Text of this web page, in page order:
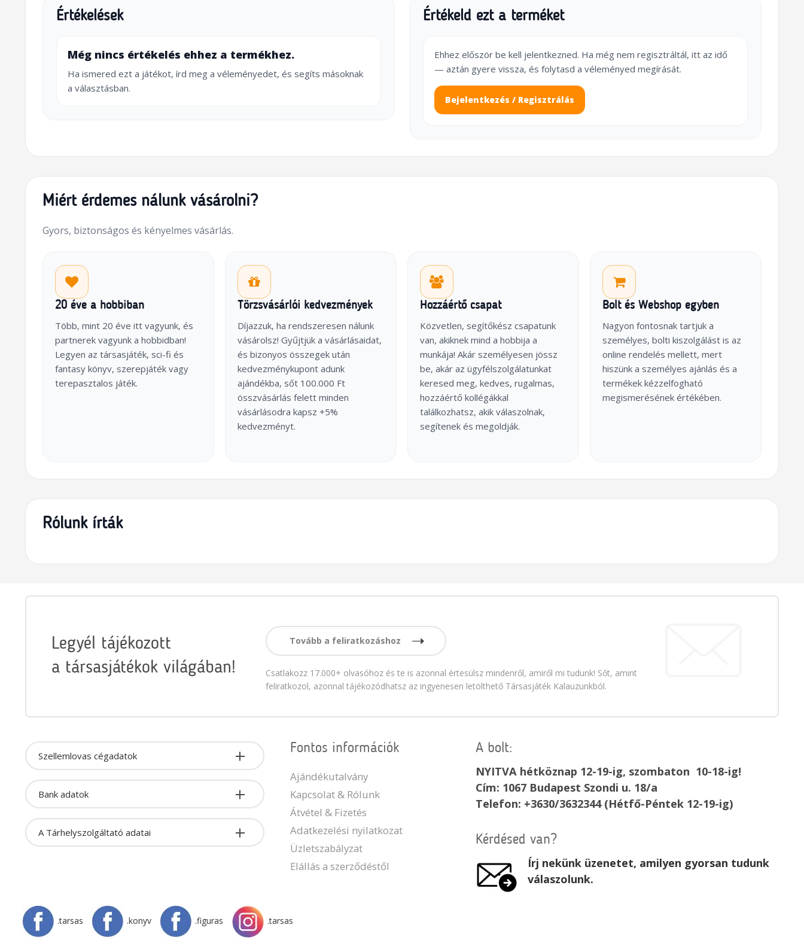
Értékelések
Még nincs értékelés ehhez a termékhez.
Ha ismered ezt a játékot, írd meg a véleményedet, és segíts másoknak
a választásban.
Értékeld ezt a terméket
Ehhez először be kell jelentkezned. Ha még nem regisztráltál, itt az idő
— aztán gyere vissza, és folytasd a véleményed megírását.
Bejelentkezés / Regisztrálás
Miért érdemes nálunk vásárolni?
Gyors, biztonságos és kényelmes vásárlás.
20 éve a hobbiban
Több, mint 20 éve itt vagyunk, és
partnerek vagyunk a hobbidban!
Legyen az társasjáték, sci-fi és
fantasy könyv, szerepjáték vagy
terepasztalos játék.
Törzsvásárlói kedvezmények
Díjazzuk, ha rendszeresen nálunk
vásárolsz! Gyűjtjük a vásárlásaidat,
és bizonyos összegek után
kedvezménykupont adunk
ajándékba, sőt 100.000 Ft
összvásárlás felett minden
vásárlásodra kapsz +5%
kedvezményt.
Hozzáértő csapat
Közvetlen, segítőkész csapatunk
van, akiknek mind a hobbija a
munkája! Akár személyesen jössz
be, akár az ügyfélszolgálatunkat
keresed meg, kedves, rugalmas,
hozzáértő kollégákkal
találkozhatsz, akik válaszolnak,
segítenek és megoldják.
Bolt és Webshop egyben
Nagyon fontosnak tartjuk a
személyes, bolti kiszolgálást is az
online rendelés mellett, mert
hiszünk a személyes ajánlás és a
termékek kézzelfogható
megismerésének értékében.
Rólunk írták
Legyél tájékozott
a társasjátékok világában!
Tovább a feliratkozáshoz
Csatlakozz 17.000+ olvasóhoz és te is azonnal értesülsz mindenről, amiről mi tudunk! Sőt, amint
feliratkozol, azonnal tájékozódhatsz az ingyenesen letölthető Társasjáték Kalauzunkból.
Szellemlovas cégadatok
Bank adatok
A Tárhelyszolgáltató adatai
Fontos információk
Ajándékutalvány
Kapcsolat & Rólunk
Átvétel & Fizetés
Adatkezelési nyilatkozat
Üzletszabályzat
Elállás a szerződéstől
A bolt:
NYITVA hétköznap 12-19-ig, szombaton 10-18-ig!
Cím: 1067 Budapest Szondi u. 18/a
Telefon: +3630/3632344 (Hétfő-Péntek 12-19-ig)
Kérdésed van?
Írj nekünk üzenetet, amilyen gyorsan tudunk
válaszolunk.
.tarsas .konyv .figuras .tarsas